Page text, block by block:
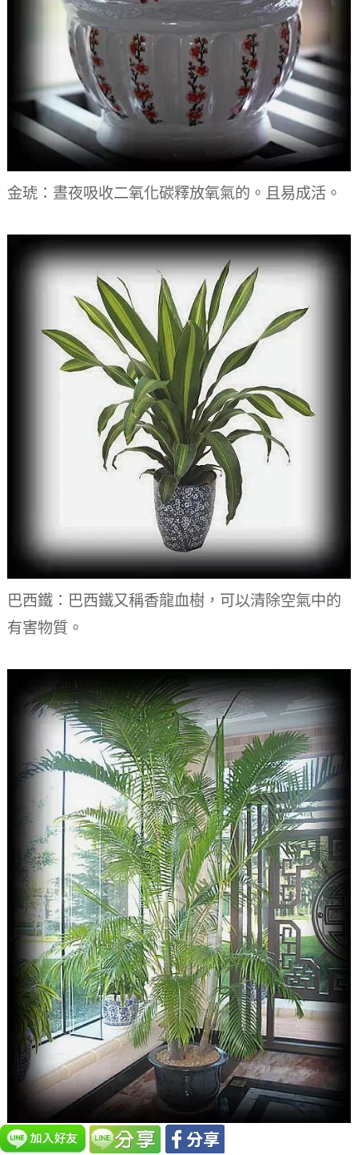
金琥：晝夜吸收二氧化碳釋放氧氣的。且易成活。
巴西鐵：巴西鐵又稱香龍血樹，可以清除空氣中的
有害物質。
散尾葵：它綠色的棕櫚葉對二甲苯和甲醛有十分有